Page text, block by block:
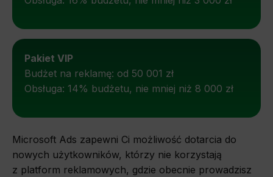
Pakiet VIP
Budżet na reklamę: od 50 001 zł
Obsługa: 14% budżetu, nie mniej niż 8 000 zł
Microsoft Ads zapewni Ci możliwość dotarcia do
nowych użytkowników, którzy nie korzystają
z platform reklamowych, gdzie obecnie prowadzisz